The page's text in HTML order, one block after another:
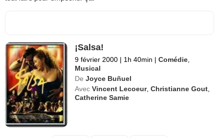
¡Salsa!
9 février 2000 | 1h 40min | Comédie
Musical
De Joyce Buñuel
Avec Vincent Lecoeur,Christianne Gout
Catherine Samie